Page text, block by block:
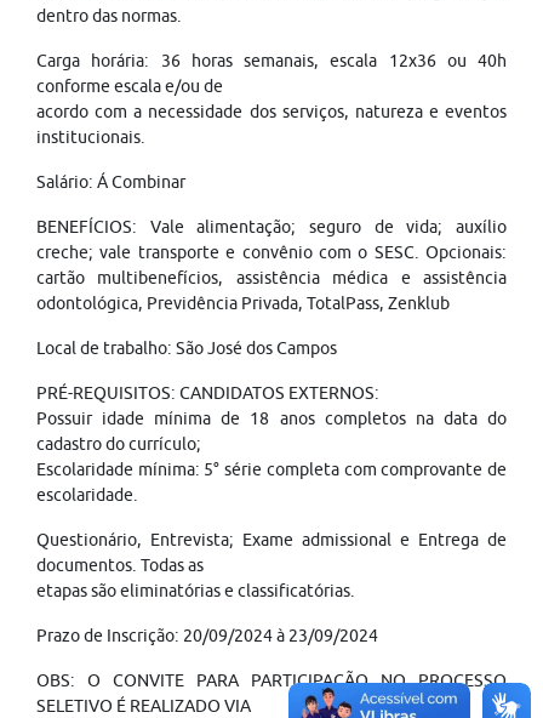
dentro das normas.
Carga horária: 36 horas semanais, escala 12x36 ou 40h
conforme escala e/ou de
acordo com a necessidade dos serviços, natureza e eventos
institucionais.
Salário: Á Combinar
BENEFÍCIOS: Vale alimentação; seguro de vida; auxílio
creche; vale transporte e convênio com o SESC. Opcionais:
cartão multibenefícios, assistência médica e assistência
odontológica, Previdência Privada, TotalPass, Zenklub
Local de trabalho: São José dos Campos
PRÉ-REQUISITOS: CANDIDATOS EXTERNOS:
Possuir idade mínima de 18 anos completos na data do
cadastro do currículo;
Escolaridade mínima: 5° série completa com comprovante de
escolaridade.
Questionário, Entrevista; Exame admissional e Entrega de
documentos. Todas as
etapas são eliminatórias e classificatórias.
Prazo de Inscrição: 20/09/2024 à 23/09/2024
OBS: O CONVITE PARA PARTICIPAÇÃO NO PROCESSO
SELETIVO É REALIZADO VIA